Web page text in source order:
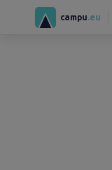
campu .eu